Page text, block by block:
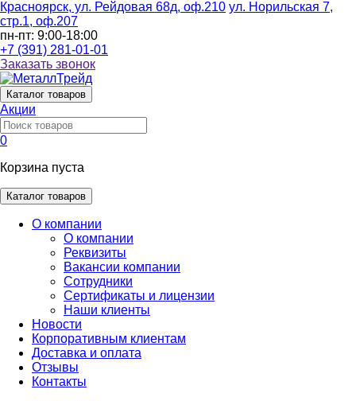
Красноярск, ул. Рейдовая 68д, оф.210 ул. Норильская 7,
стр.1, оф.207
пн-пт: 9:00-18:00
+7 (391) 281-01-01
Заказать звонок
Каталог товаров
Акции
0
Корзина пуста
Каталог товаров
О компании
О компании
Реквизиты
Вакансии компании
Сотрудники
Сертификаты и лицензии
Наши клиенты
Новости
Корпоративным клиентам
Доставка и оплата
Отзывы
Контакты